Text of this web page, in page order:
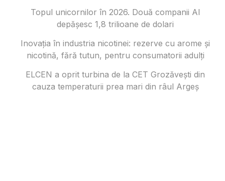
Topul unicornilor în 2026. Două companii AI
depășesc 1,8 trilioane de dolari
Inovația în industria nicotinei: rezerve cu arome și
nicotină, fără tutun, pentru consumatorii adulți
ELCEN a oprit turbina de la CET Grozăvești din
cauza temperaturii prea mari din râul Argeș